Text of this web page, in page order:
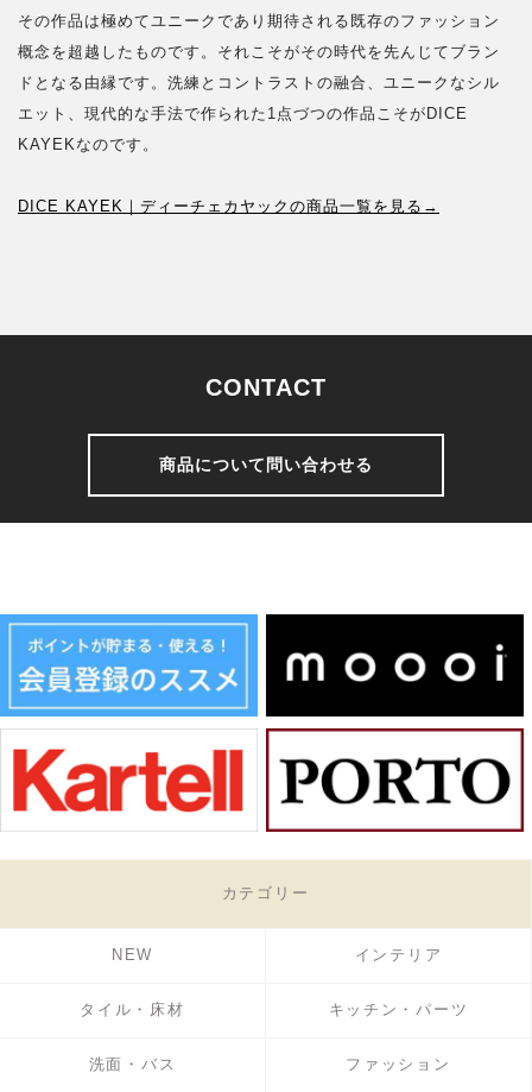
その作品は極めてユニークであり期待される既存のファッション
概念を超越したものです。それこそがその時代を先んじてブラン
ドとなる由縁です。洗練とコントラストの融合、ユニークなシル
エット、現代的な手法で作られた1点づつの作品こそがDICE
KAYEKなのです。
DICE KAYEK｜ディーチェカヤックの商品一覧を見る→
CONTACT
商品について問い合わせる
カテゴリー
NEW インテリア
タイル・床材 キッチン・パーツ
洗面・バス ファッション